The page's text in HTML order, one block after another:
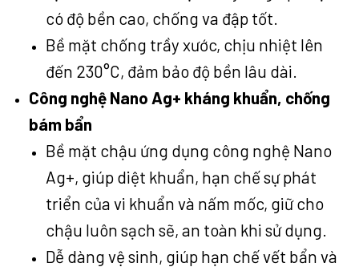
có độ bền cao, chống va đập tốt.
Bề mặt chống trầy xước, chịu nhiệt lên
đến 230°C, đảm bảo độ bền lâu dài.
Công nghệ Nano Ag+ kháng khuẩn, chống
bám bẩn
Bề mặt chậu ứng dụng công nghệ Nano
Ag+, giúp diệt khuẩn, hạn chế sự phát
triển của vi khuẩn và nấm mốc, giữ cho
chậu luôn sạch sẽ, an toàn khi sử dụng.
Dễ dàng vệ sinh, giúp hạn chế vết bẩn và